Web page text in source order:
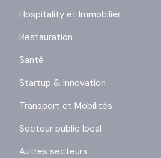
Hospitality et Immobilier
Restauration
Santé
Startup & Innovation
Transport et Mobilités
Secteur public local
Autres secteurs